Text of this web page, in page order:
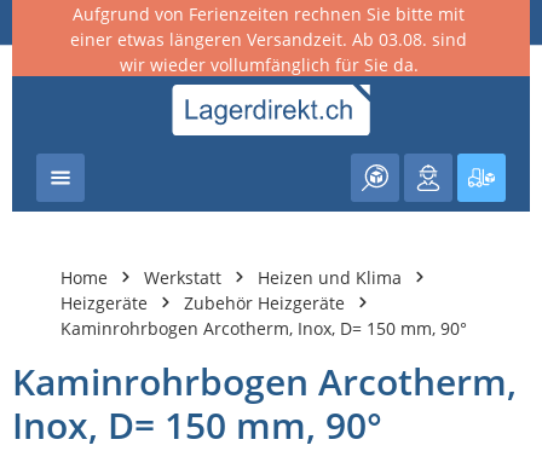
springen
Aufgrund von Ferienzeiten rechnen Sie bitte mit
einer etwas längeren Versandzeit. Ab 03.08. sind
wir wieder vollumfänglich für Sie da.
Home Werkstatt
Heizen und Klima
Heizgeräte
Zubehör Heizgeräte
Kaminrohrbogen Arcotherm, Inox, D= 150 mm, 90°
Kaminrohrbogen Arcotherm,
Inox, D= 150 mm, 90°